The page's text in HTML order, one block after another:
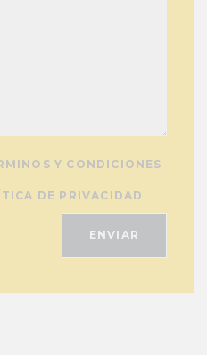
Y CONDICIONES
DE PRIVACIDAD